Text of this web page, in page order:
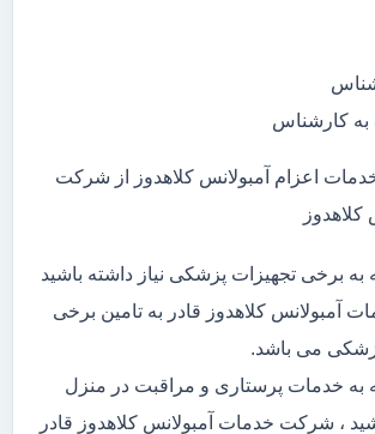
به کارشناس
اعزام آمبولانس کلاهدوز از شرکت
برخی تجهیزات پزشکی نیاز داشته باشید
آمبولانس کلاهدوز قادر به تامین برخی
می باشد.
به خدمات پرستاری و مراقبت در منزل
، شرکت خدمات آمبولانس کلاهدوز قادر